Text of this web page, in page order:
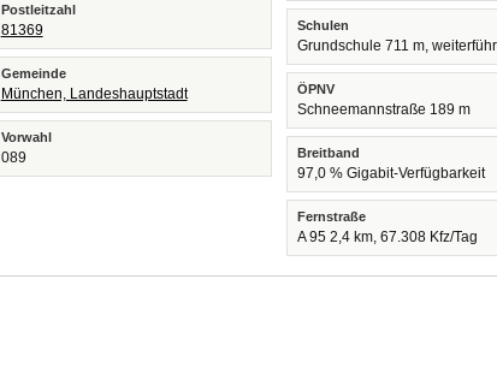
Postleitzahl
81369
Gemeinde
München, Landeshauptstadt
Vorwahl
089
Schulen
Grundschule 711 m,
ÖPNV
Schneemannstraße 189 m
Breitband
97,0 % Gigabit-Verfügbarkeit
Fernstraße
A 95 2,4 km, 67.308 Kfz/Tag